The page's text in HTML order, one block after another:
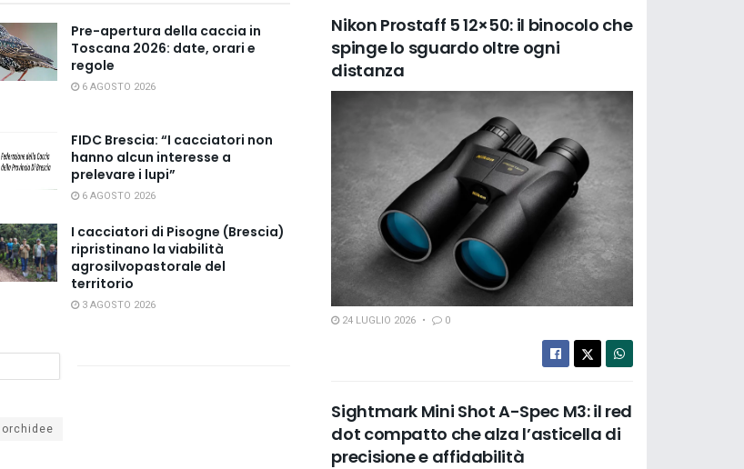
Pre-apertura della caccia in
Toscana 2026: date, orari e
regole
6 AGOSTO 2026
FIDC Brescia: “I cacciatori non
hanno alcun interesse a
prelevare i lupi”
6 AGOSTO 2026
I cacciatori di Pisogne (Brescia)
ripristinano la viabilità
agrosilvopastorale del
territorio
3 AGOSTO 2026
orchidee
Nikon Prostaff 5 12×50: il binocolo che
spinge lo sguardo oltre ogni
distanza
24 LUGLIO 2026 0
Sightmark Mini Shot A-Spec M3: il red
dot compatto che alza l’asticella di
precisione e affidabilità